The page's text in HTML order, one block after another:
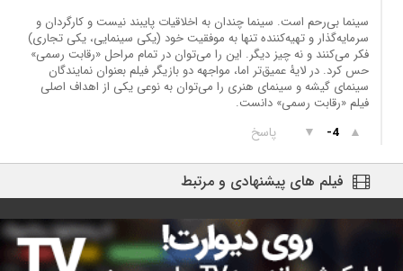
سینما بی‌رحم است. سینما چندان به اخلاقیات پایبند نیست و کارگردان و
سرمایه‌گذار و تهیه‌کننده تنها به موفقیت خود (یکی سینمایی، یکی تجاری)
فکر می‌کنند و نه چیز دیگر. این را می‌توان در تمام مراحل «رقابت رسمی»
حس کرد. در لایۀ عمیق‌تر اما، مواجهه دو بازیگر فیلم بعنوان نمایندگان
سینمای گیشه و سینمای هنری را می‌توان به نوعی یکی از اهداف اصلی
فیلم «رقابت رسمی» دانست.
▲
-4
▼ پاسخ
فیلم های پیشنهادی و مرتبط